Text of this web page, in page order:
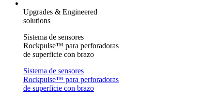
Upgrades & Engineered
solutions
Sistema de sensores
Rockpulse™ para perforadoras
de superficie con brazo
Sistema de sensores
Rockpulse™ para perforadoras
de superficie con brazo